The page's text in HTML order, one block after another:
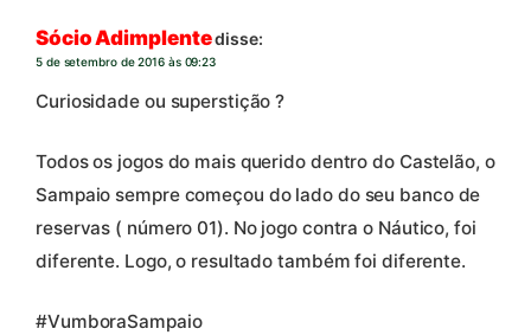
Sócio Adimplentedisse:
5 de setembro de 2016 às 09:23
Curiosidade ou superstição ?
Todos os jogos do mais querido dentro do Castelão, o
Sampaio sempre começou do lado do seu banco de
reservas ( número 01). No jogo contra o Náutico, foi
diferente. Logo, o resultado também foi diferente.
#VumboraSampaio